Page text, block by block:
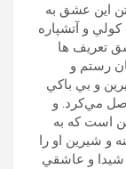
اين عشق به
و آتشپاره
تعريف ها
رستم و
و بي باكي
مي‌كرد. و
است كه به
و شيرين او را
شيدا و عاشقي